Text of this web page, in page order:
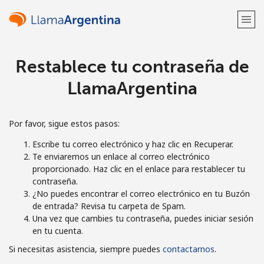
¡Bienvenido!
¿Ya tienes una cuenta?
Regístrate con
o
Restablece tu contraseña de
LlamaArgentina
Por favor, sigue estos pasos:
Escribe tu correo electrónico y haz clic en Recuperar.
Te enviaremos un enlace al correo electrónico
proporcionado. Haz clic en el enlace para restablecer tu
contraseña.
¿No puedes encontrar el correo electrónico en tu Buzón
de entrada? Revisa tu carpeta de Spam.
Una vez que cambies tu contraseña, puedes iniciar sesión
en tu cuenta.
Si necesitas asistencia, siempre puedes contactarnos.